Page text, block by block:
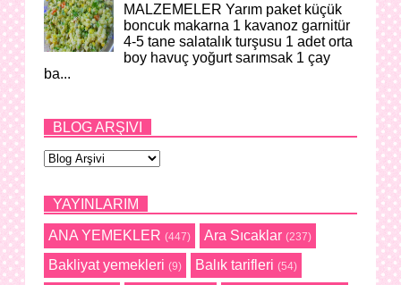
MALZEMELER Yarım paket küçük
boncuk makarna 1 kavanoz garnitür
4-5 tane salatalık turşusu 1 adet orta
boy havuç yoğurt sarımsak 1 çay
ba...
BLOG ARŞIVI
YAYINLARIM
ANA YEMEKLER (447) Ara Sıcaklar (237)
Bakliyat yemekleri (9) Balık tarifleri (54)